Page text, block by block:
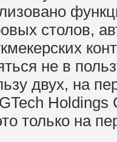
столов,
не в
двух, на
Holdings
только на